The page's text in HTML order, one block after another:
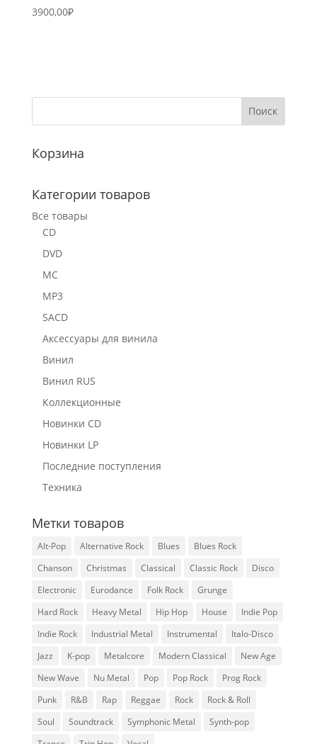
3900,00₽
Корзина
Категории товаров
Все товары
CD
DVD
MC
MP3
SACD
Аксессуары для винила
Винил
Винил RUS
Коллекционные
Новинки CD
Новинки LP
Последние поступления
Техника
Метки товаров
Alt-Pop Alternative Rock Blues
Blues Rock
Chanson
Christmas Classical Classic Rock
Disco
Electronic
Eurodance Folk Rock
Grunge
Hard Rock
Heavy Metal Hip Hop House
Indie Pop
Indie Rock
Industrial Metal Instrumental
Italo-Disco
Jazz
K-pop Metalcore Modern Classical
New Age
New Wave
Nu Metal Pop Pop Rock
Prog Rock
Punk
R&B Rap Reggae Rock
Rock & Roll
Soul
Soundtrack Symphonic Metal
Synth-pop